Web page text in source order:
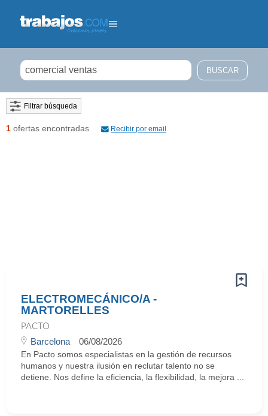
Filtrar búsqueda
1 ofertas encontradas Recibir por email
ELECTROMECÁNICO/A -
MARTORELLES
PACTO
Barcelona 06/08/2026
En Pacto somos especialistas en la gestión de recursos
humanos y nuestra ilusión en reclutar talento no se
detiene. Nos define la eficiencia, la flexibilidad, la mejora ...